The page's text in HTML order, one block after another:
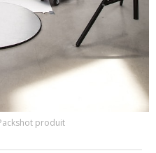
produit